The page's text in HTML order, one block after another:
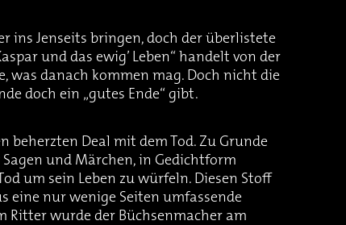
ins Jenseits bringen, doch der überlistete
und das ewig’ Leben“ handelt von der
was danach kommen mag. Doch nicht die
doch ein „gutes Ende“ gibt.
beherzten Deal mit dem Tod. Zu Grunde
und Märchen, in Gedichtform
um sein Leben zu würfeln. Diesen Stoff
eine nur wenige Seiten umfassende
Ritter wurde der Büchsenmacher am